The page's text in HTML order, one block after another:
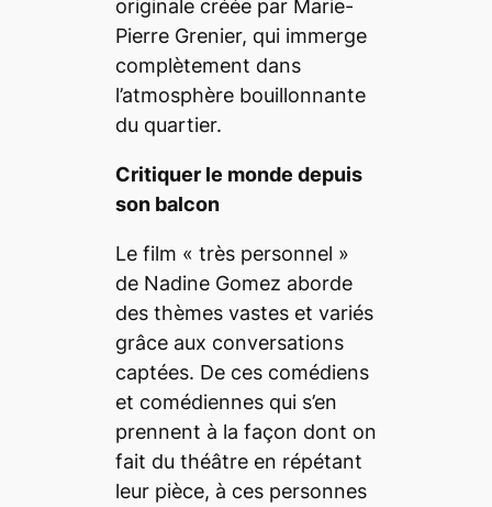
originale créée par Marie-
Pierre Grenier, qui immerge
complètement dans
l’atmosphère bouillonnante
du quartier.
Critiquer le monde depuis
son balcon
Le film « très personnel »
de Nadine Gomez aborde
des thèmes vastes et variés
grâce aux conversations
captées. De ces comédiens
et comédiennes qui s’en
prennent à la façon dont on
fait du théâtre en répétant
leur pièce, à ces personnes